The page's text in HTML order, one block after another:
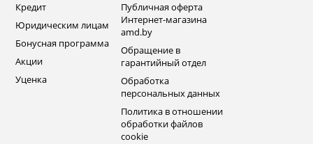
Кредит
Юридическим лицам
Бонусная программа
Акции
Уценка
Публичная оферта
Интернет-магазина
amd.by
Обращение в
гарантийный отдел
Обработка
персональных данных
Политика в отношении
обработки файлов
cookie